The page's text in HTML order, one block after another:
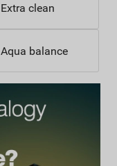
Extra clean
Aqua balance